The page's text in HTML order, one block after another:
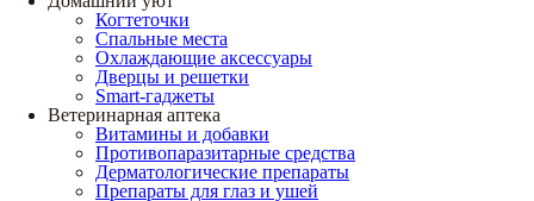
Когтеточки
Спальные места
Охлаждающие аксессуары
Дверцы и решетки
Smart-гаджеты
Ветеринарная аптека
Витамины и добавки
Противопаразитарные средства
Дерматологические препараты
Препараты для глаз и ушей